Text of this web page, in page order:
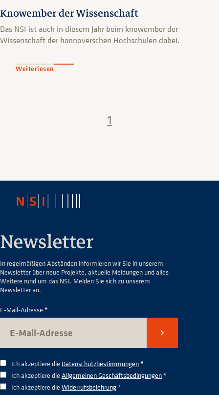
Knowember der Wissenschaft
Das NSI ist auch in diesem Jahr beim knowember der
Wissenschaft der hannoverschen Hochschulen dabei.
Weiterlesen
1
Newsletter
In regelmäßigen Abständen informieren wir Sie in unserem
Newsletter über neue Projekte, aktuelle Meldungen und alles
Weitere rund um das NSI. Melden Sie sich zu unserem
Newsletter an.
E-Mail-Adresse *
Senden
Ich akzeptiere die Datenschutzbestimmungen*
Ich akzeptiere die Allgemeinen Geschäftsbedingungen*
Ich akzeptiere die Widerrufsbelehrung*